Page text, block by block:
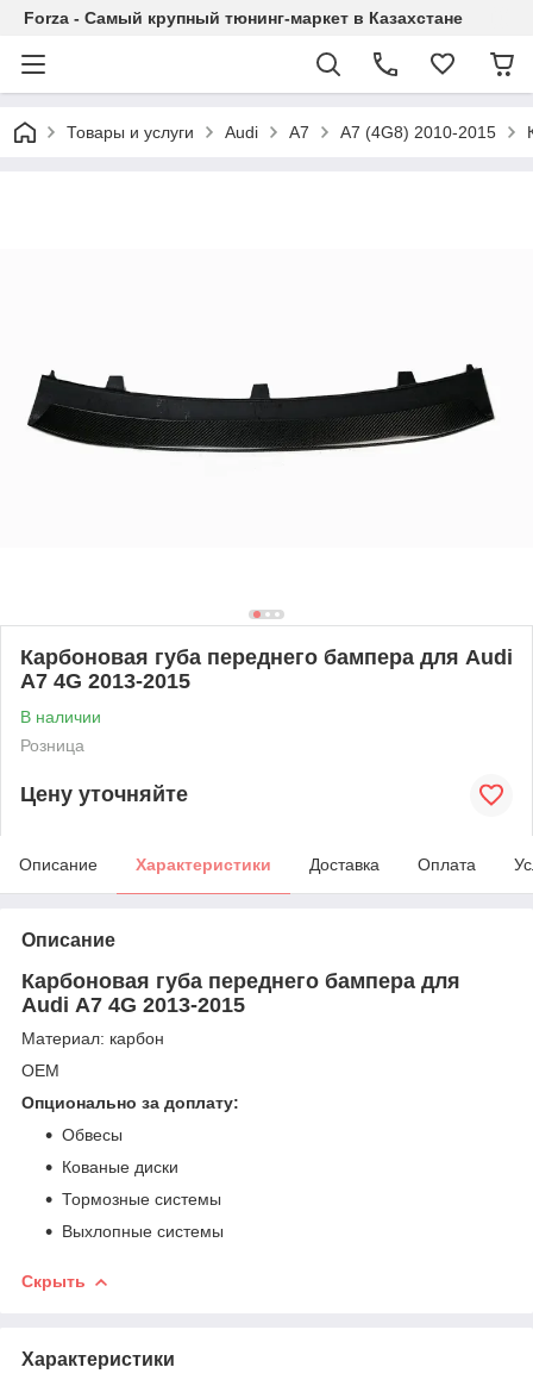
Forza - Самый крупный тюнинг-маркет в Казахстане
Товары и услуги Audi A7 A7 (4G8) 2010-2015
Карбоновая губа переднего бампера для Audi
А7 4G 2013-2015
В наличии
Розница
Цену уточняйте
Описание Характеристики Доставка Оплата
Описание
Карбоновая губа переднего бампера для
Audi А7 4G 2013-2015
Материал: карбон
ОЕМ
Опционально за доплату:
Обвесы
Кованые диски
Тормозные системы
Выхлопные системы
Скрыть
Характеристики